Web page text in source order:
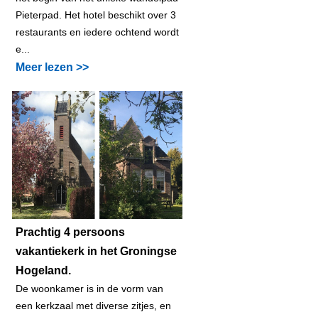
Pieterpad. Het hotel beschikt over 3
restaurants en iedere ochtend wordt
e...
Meer lezen >>
Prachtig 4 persoons
vakantiekerk in het Groningse
Hogeland.
De woonkamer is in de vorm van
een kerkzaal met diverse zitjes, en